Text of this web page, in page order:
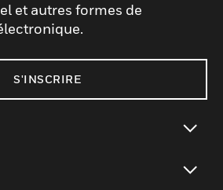
et autres formes de
S'INSCRIRE